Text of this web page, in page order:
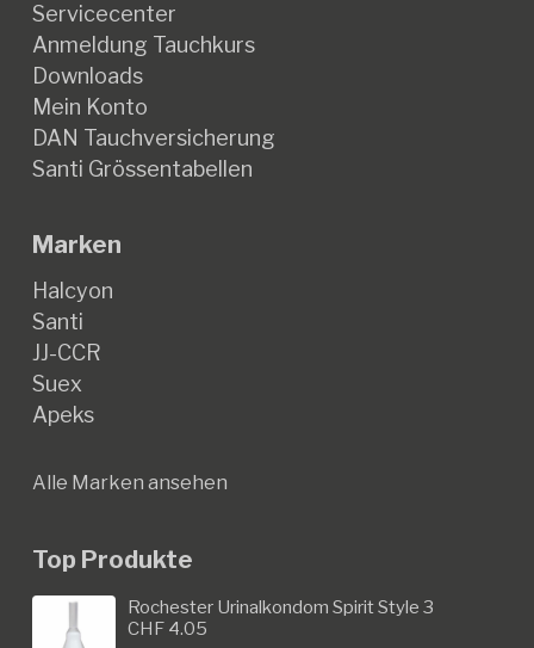
Servicecenter
Anmeldung Tauchkurs
Downloads
Mein Konto
DAN Tauchversicherung
Santi Grössentabellen
Marken
Halcyon
Santi
JJ-CCR
Suex
Apeks
Alle Marken ansehen
Top Produkte
Rochester Urinalkondom Spirit Style 3
CHF4.05